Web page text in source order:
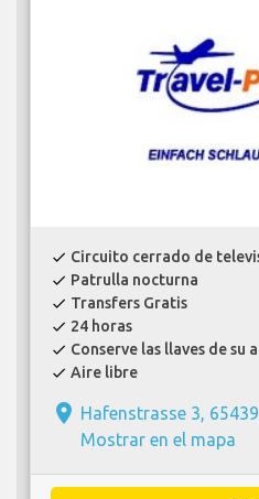
check Circuito cerrado de
check Patrulla nocturna
check Transfers Gratis
check 24 horas
check Conserve las llaves de su
check Aire libre
place Hafenstrasse 3,
Mostrar en el mapa